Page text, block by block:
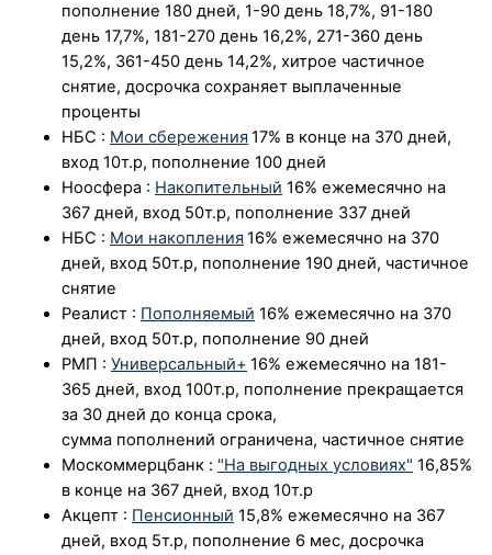
пополнение 180 дней, 1-90 день 18,7%, 91-180
день 17,7%, 181-270 день 16,2%, 271-360 день
15,2%, 361-450 день 14,2%, хитрое частичное
снятие, досрочка сохраняет выплаченные
проценты
НБС : Мои сбережения 17% в конце на 370 дней,
вход 10т.р, пополнение 100 дней
Ноосфера : Накопительный 16% ежемесячно на
367 дней, вход 50т.р, пополнение 337 дней
НБС : Мои накопления 16% ежемесячно на 370
дней, вход 50т.р, пополнение 190 дней, частичное
снятие
Реалист : Пополняемый 16% ежемесячно на 370
дней, вход 50т.р, пополнение 90 дней
РМП : Универсальный+ 16% ежемесячно на 181-
365 дней, вход 100т.р, пополнение прекращается
за 30 дней до конца срока,
сумма пополнений ограничена, частичное снятие
Москоммерцбанк : "На выгодных условиях" 16,85%
в конце на 367 дней, вход 10т.р
Акцепт : Пенсионный 15,8% ежемесячно на 367
дней, вход 5т.р, пополнение 6 мес, досрочка